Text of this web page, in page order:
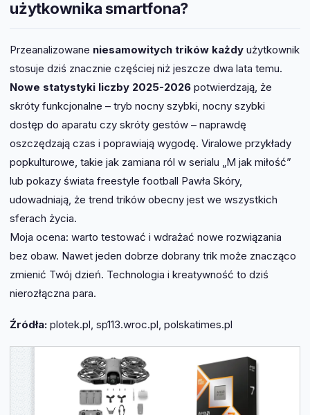
użytkownika smartfona?
Przeanalizowane niesamowitych trików każdy użytkownik
stosuje dziś znacznie częściej niż jeszcze dwa lata temu.
Nowe statystyki liczby 2025-2026 potwierdzają, że
skróty funkcjonalne – tryb nocny szybki, nocny szybki
dostęp do aparatu czy skróty gestów – naprawdę
oszczędzają czas i poprawiają wygodę. Viralowe przykłady
popkulturowe, takie jak zamiana ról w serialu „M jak miłość”
lub pokazy świata freestyle football Pawła Skóry,
udowadniają, że trend trików obecny jest we wszystkich
sferach życia.
Moja ocena: warto testować i wdrażać nowe rozwiązania
bez obaw. Nawet jeden dobrze dobrany trik może znacząco
zmienić Twój dzień. Technologia i kreatywność to dziś
nierozłączna para.
Źródła: plotek.pl, sp113.wroc.pl, polskatimes.pl